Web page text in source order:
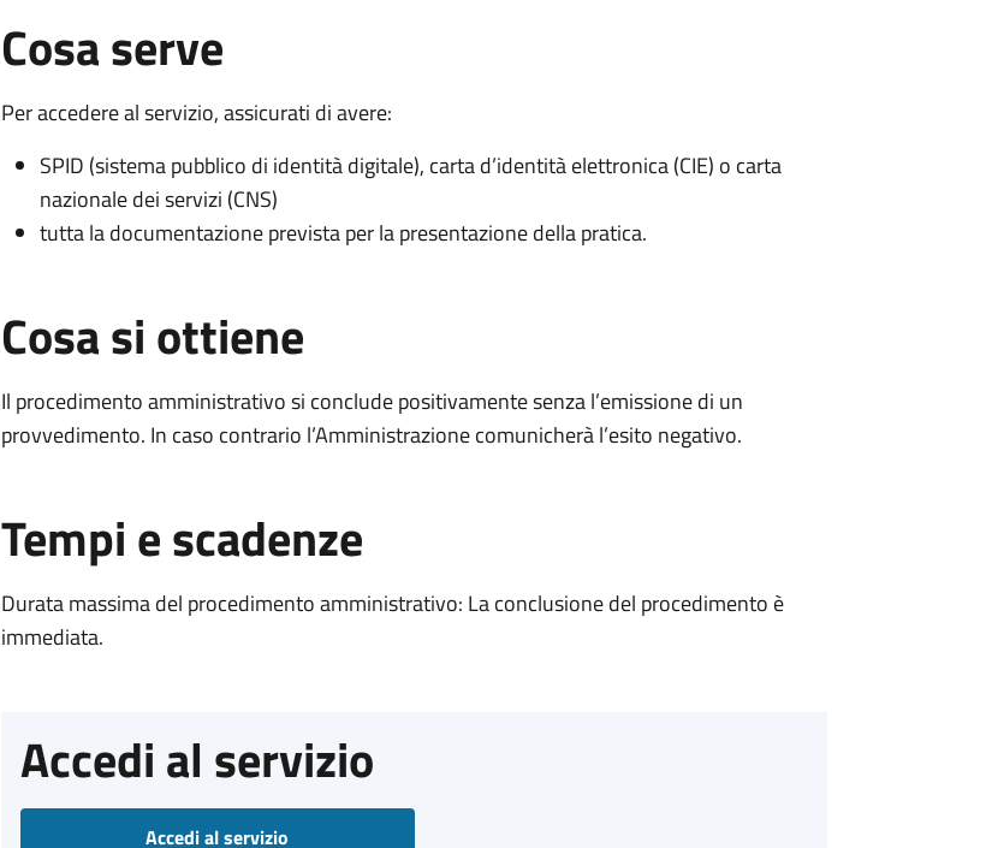
Cosa serve
Per accedere al servizio, assicurati di avere:
SPID (sistema pubblico di identità digitale), carta d’identità elettronica (CIE) o carta
nazionale dei servizi (CNS)
tutta la documentazione prevista per la presentazione della pratica.
Cosa si ottiene
Il procedimento amministrativo si conclude positivamente senza l’emissione di un
provvedimento. In caso contrario l’Amministrazione comunicherà l’esito negativo.
Tempi e scadenze
Durata massima del procedimento amministrativo: La conclusione del procedimento è
immediata.
Accedi al servizio
Accedi al servizio